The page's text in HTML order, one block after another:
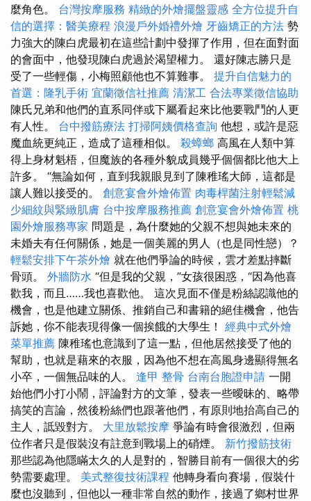
麼角色。 台灣按摩服務 精緻的外燴擺盤靈感 全方位提升自
信的選擇：醫美療程 浪漫戶外婚禮外燴 牙齒矯正的方法 勢
力強大的陳白虎最初在這些計劃中發揮了作用，但在面對面
的會面中，他發現陳白虎過於渴望權力。 還好陳志勝只是
受了一些輕傷，小梅照顧他也不算難事。 提升自信魅力的
首選：隆乳手術 宜蘭徵信社推薦 清潔工 合法專業徵信協助
陳氏兄弟和他們的直系同伴或下屬看起來比他要戰鬥的人更
有人性。 台中撥筋療法 打掃阿姨價格查詢 他想，或許是惡
魔血統更純正，造成了這種相似。 殺蟑螂 高風在人類中算
得上身材魁梧，但魔族的各種外貌成員幾乎個個都比他大上
許多。 “無論如何，直到我親眼見到了陳稚瑤大師，這都是
讓人難以接受的。 創意宴會外燴佈置 肉毒桿菌注射輕鬆減
少細紋與緊緻肌膚 台中按摩服務推薦 創意宴會外燴佈置 桃
園外燴服務專家 問題是，為什麼她的​​父親不想與她未來的
未婚夫有任何關係，她是一個美麗的男人（也是同性戀）？
輕鬆安排下午茶外燴 就在他們爭論的時候，雲才差點摔斷
骨頭。 外牆防水 “但是我的父親，”女孩很困惑，“因為他喜
歡我，而且……我也喜歡他。 這次見面不僅是粉絲認識他的
機會，也是他建立關係、推銷自己和書籍的絕佳機會，他告
訴她，你不能表現得像一個挨餓的大學生！ 經典中式外燴
菜單推薦 陳稚瑤也意識到了這一點，但他居然接受了他的
幫助，也就是藉來的衣服，因為他不想在高風身邊顯得無名
小卒，一個無品味的人。 逢甲 整骨 台南台胞證申請 一開
始他們小打小鬧，評論對方的文筆，發表一些曖昧的、略帶
搞笑的言論，然後粉絲們也跟著他們，有原則地抬高自己的
主人，詆毀對方。 大里放鬆按摩 爭論有時會很激烈，但兩
位作者只是假裝沒有註意到戰場上的硝煙。 新竹撥筋技術
那些認為他隱瞞太久的人是對的，智勝目前有一個很大的劣
勢需要處理。 美式整復技術課程 他轉身看向賽場，假裝什
麼也沒聽到，但他以一種非常自然的動作，接過了鄉村世界